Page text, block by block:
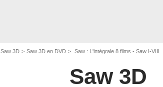
Saw 3D Saw 3D en DVD Saw : L'intégrale 8 films - Saw I-VIII
Saw 3D